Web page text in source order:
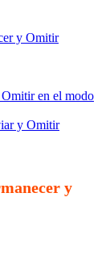
y Omitir
en el modo
y Omitir
y